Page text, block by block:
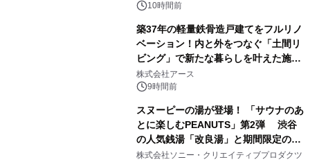
10時間前
築37年の軽量鉄骨造戸建てをフルリノ
ベーション！内と外をつなぐ「土間リ
ビング」で新たな暮らしを叶えた施工
事例を株式会社アースが公開
株式会社アース
9時間前
スヌーピーの湯が登場！ 「サウナのあ
とに楽しむPEANUTS」第2弾 渋谷
の人気銭湯「改良湯」と期間限定のコ
ラボレーション サウナイキタイコラ
株式会社ソニー・クリエイティブプロダクツ